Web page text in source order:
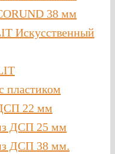
38 мм
Искусственный
22 мм
ДСП 25 мм
ДСП 38 мм.